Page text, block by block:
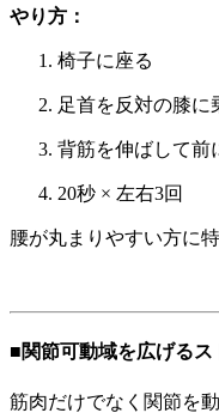
やり方：
椅子に座る
足首を反対の膝に
背筋を伸ばして前
20秒 × 左右3回
腰が丸まりやすい方に
■関節可動域を広げるス
筋肉だけでなく関節を